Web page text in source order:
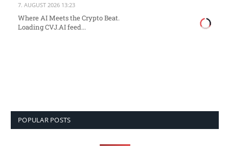
7. AUGUST 2026 13:23
Where AI Meets the Crypto Beat.
Loading CVJ.AI feed...
POPULAR POSTS